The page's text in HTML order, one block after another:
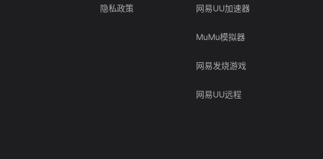
隐私政策 网易UU加速器
MuMu模拟器
网易发烧游戏
网易UU远程